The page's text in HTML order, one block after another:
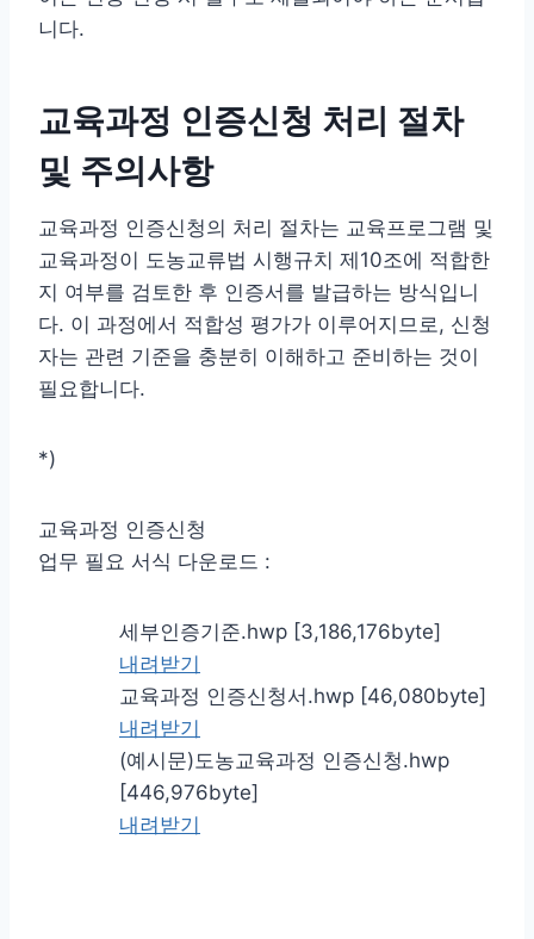
니다.
교육과정 인증신청 처리 절차
및 주의사항
교육과정 인증신청의 처리 절차는 교육프로그램 및
교육과정이 도농교류법 시행규치 제10조에 적합한
지 여부를 검토한 후 인증서를 발급하는 방식입니
다. 이 과정에서 적합성 평가가 이루어지므로, 신청
자는 관련 기준을 충분히 이해하고 준비하는 것이
필요합니다.
*)
교육과정 인증신청
업무 필요 서식 다운로드 :
세부인증기준.hwp [3,186,176byte]
내려받기
교육과정 인증신청서.hwp [46,080byte]
내려받기
(예시문)도농교육과정 인증신청.hwp
[446,976byte]
내려받기